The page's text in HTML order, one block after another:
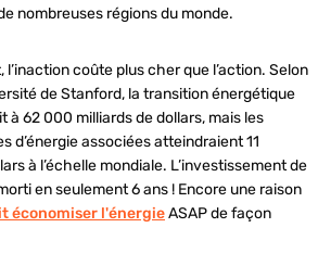
nombreuses régions du monde.
coûte plus cher que l’action. Selon
de Stanford, la transition énergétique
à 62 000 milliards de dollars, mais les
d’énergie associées atteindraient 11
à l’échelle mondiale. L’investissement de
en seulement 6 ans ! Encore une raison
économiser l'énergieASAP de façon